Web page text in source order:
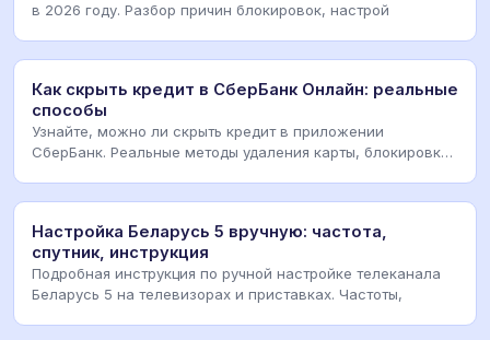
в 2026 году. Разбор причин блокировок, настрой
Как скрыть кредит в СберБанк Онлайн: реальные
способы
Узнайте, можно ли скрыть кредит в приложении
СберБанк. Реальные методы удаления карты, блокировки
Настройка Беларусь 5 вручную: частота,
спутник, инструкция
Подробная инструкция по ручной настройке телеканала
Беларусь 5 на телевизорах и приставках. Частоты,